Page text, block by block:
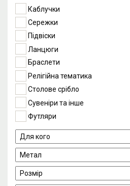
Каблучки
Сережки
Підвіски
Ланцюги
Браслети
Релігійна тематика
Столове срібло
Сувеніри та інше
Футляри